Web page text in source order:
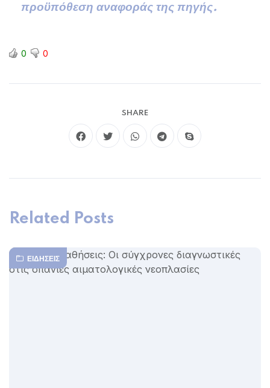
προϋπόθεση αναφοράς της πηγής.
0 0
SHARE
Related Posts
ΕΙΔΉΣΕΙΣ